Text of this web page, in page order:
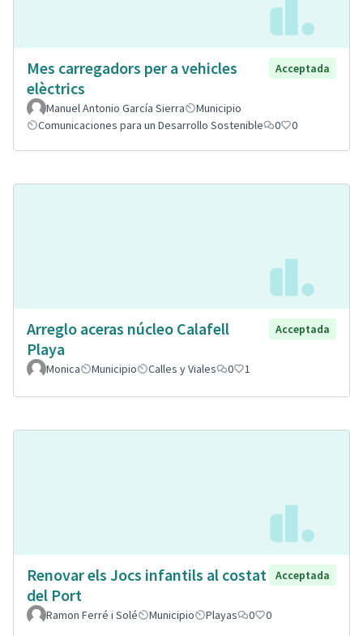
Mes carregadors per a vehicles
elèctrics
Acceptada
Manuel Antonio García Sierra
Municipio
Comunicaciones para un Desarrollo Sostenible
0 0
Arreglo aceras núcleo Calafell
Playa
Acceptada
Monica Municipio Calles y Viales 0 1
Renovar els Jocs infantils al costat
del Port
Acceptada
Ramon Ferré i Solé Municipio Playas 0 0